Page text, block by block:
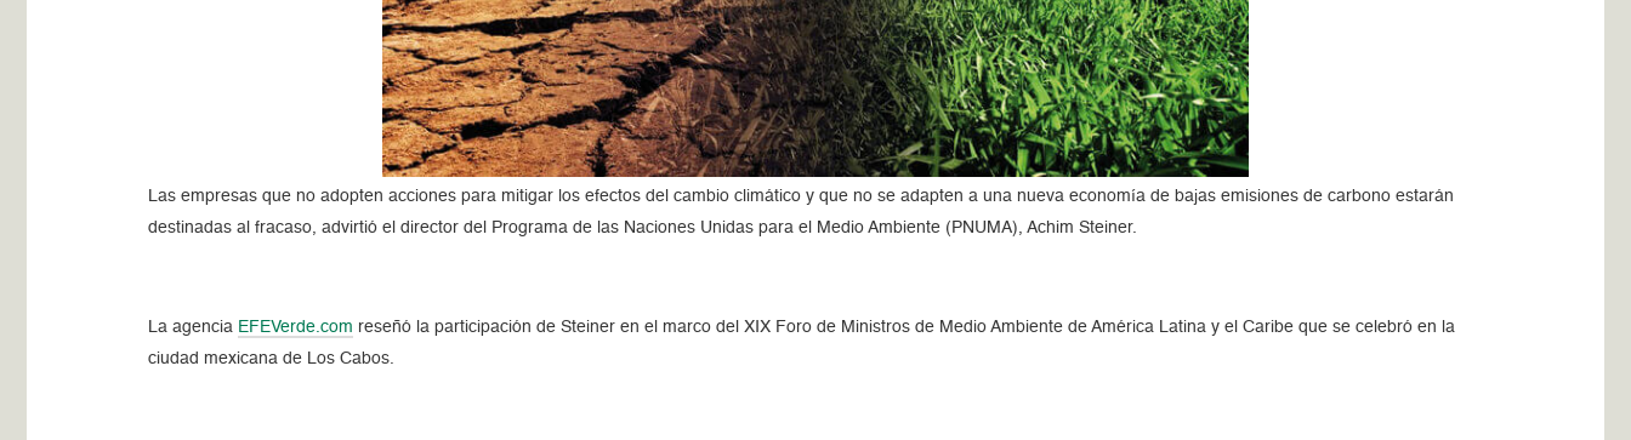
Las empresas que no adopten acciones para mitigar los efectos del cambio climático y que no se adapten a una nueva economía de bajas emisiones de carbono estarán
destinadas al fracaso, advirtió el director del Programa de las Naciones Unidas para el Medio Ambiente (PNUMA), Achim Steiner.
La agencia EFEVerde.com reseñó la participación de Steiner en el marco del XIX Foro de Ministros de Medio Ambiente de América Latina y el Caribe que se celebró en la
ciudad mexicana de Los Cabos.